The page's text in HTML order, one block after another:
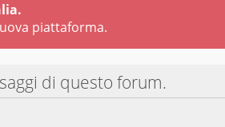
piattaforma.
di questo forum.